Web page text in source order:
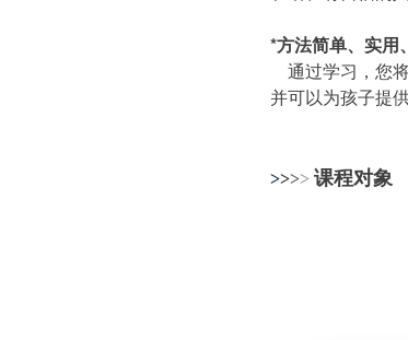
*方法简单、实用
通过学习，您
并可以为孩子提
>>>> 课程对象